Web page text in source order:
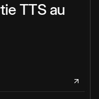
TTS au